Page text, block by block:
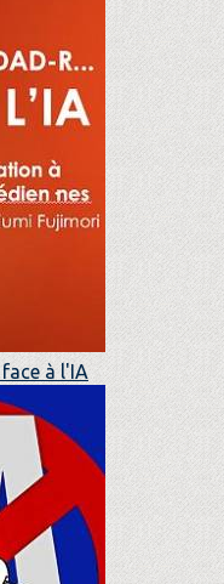
face à l'IA